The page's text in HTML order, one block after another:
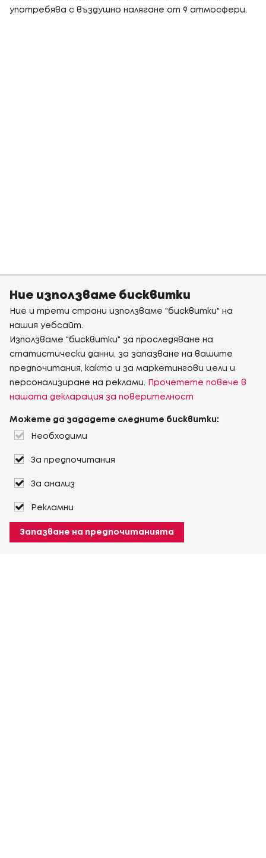
употребява с въздушно налягане от 9 атмосфери.
Ние използваме бисквитки
Ние и трети страни използваме "бисквитки" на
нашия уебсайт.
Използваме "бисквитки" за проследяване на
статистически данни, за запазване на вашите
предпочитания, както и за маркетингови цели и
персонализиране на реклами.
Прочетете повече в
нашата декларация за поверителност
Можете да зададете следните бисквитки:
Необходими
За предпочитания
За анализ
Рекламни
Запазване на предпочитанията